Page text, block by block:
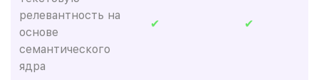
релевантность на
основе
семантического
ядра
✔ ✔